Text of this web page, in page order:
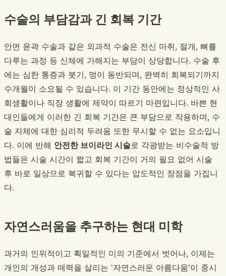
수술의 부담감과 긴 회복 기간
안면 윤곽 수술과 같은 외과적 수술은 전신 마취, 절개, 뼈를
다루는 과정 등 신체에 가해지는 부담이 상당합니다. 수술 후
에는 심한 통증과 붓기, 멍이 동반되며, 완벽히 회복되기까지
수개월이 소요될 수 있습니다. 이 기간 동안에는 정상적인 사
회생활이나 직장 생활에 제약이 따르기 마련입니다. 바쁜 현
대인들에게 이러한 긴 회복 기간은 큰 부담으로 작용하며, 수
술 자체에 대한 심리적 두려움 또한 무시할 수 없는 요소입니
다. 이에 반해 안전한 브이라인 시술로 각광받는 비수술적 방
법들은 시술 시간이 짧고 회복 기간이 거의 필요 없어 시술
후 바로 일상으로 복귀할 수 있다는 압도적인 장점을 가집니
다.
자연스러움을 추구하는 현대 미학
과거의 인위적이고 획일적인 미의 기준에서 벗어나, 이제는
개인의 개성과 매력을 살리는 '자연스러운 아름다움'이 중시